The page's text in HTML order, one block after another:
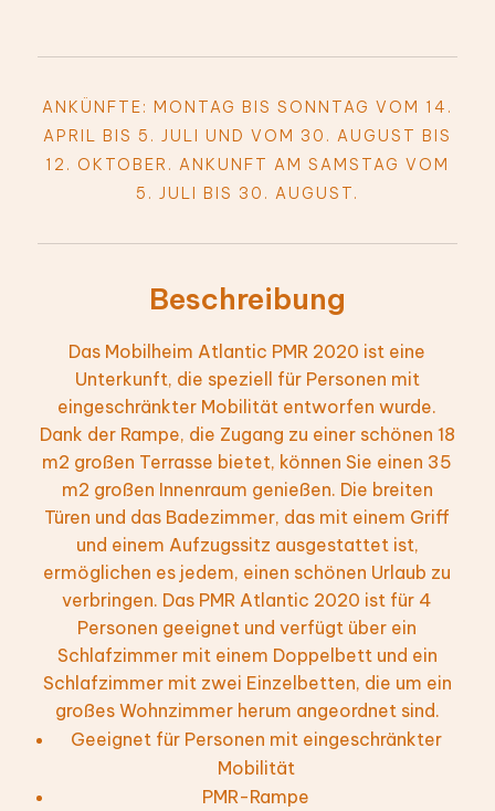
ANKÜNFTE: MONTAG BIS SONNTAG VOM 14.
APRIL BIS 5. JULI UND VOM 30. AUGUST BIS
12. OKTOBER. ANKUNFT AM SAMSTAG VOM
5. JULI BIS 30. AUGUST.
Beschreibung
Das Mobilheim Atlantic PMR 2020 ist eine
Unterkunft, die speziell für Personen mit
eingeschränkter Mobilität entworfen wurde.
Dank der Rampe, die Zugang zu einer schönen 18
m2 großen Terrasse bietet, können Sie einen 35
m2 großen Innenraum genießen. Die breiten
Türen und das Badezimmer, das mit einem Griff
und einem Aufzugssitz ausgestattet ist,
ermöglichen es jedem, einen schönen Urlaub zu
verbringen. Das PMR Atlantic 2020 ist für 4
Personen geeignet und verfügt über ein
Schlafzimmer mit einem Doppelbett und ein
Schlafzimmer mit zwei Einzelbetten, die um ein
großes Wohnzimmer herum angeordnet sind.
Geeignet für Personen mit eingeschränkter
Mobilität
PMR-Rampe